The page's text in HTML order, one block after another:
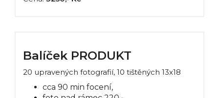
Balíček PRODUKT
20 upravených fotografií, 10 tištěných 13x18
cca 90 min focení,